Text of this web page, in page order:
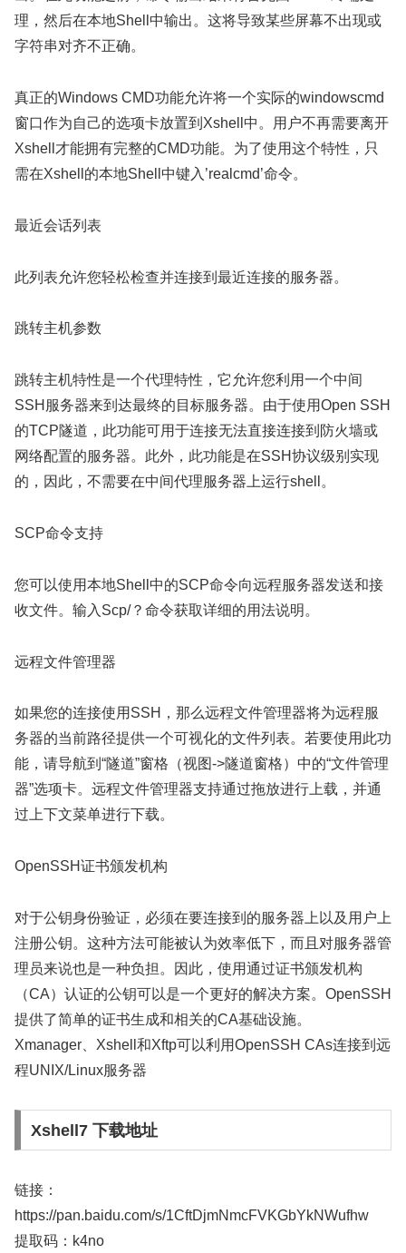
理，然后在本地Shell中输出。这将导致某些屏幕不出现或
字符串对齐不正确。
真正的Windows CMD功能允许将一个实际的windowscmd
窗口作为自己的选项卡放置到Xshell中。用户不再需要离开
Xshell才能拥有完整的CMD功能。为了使用这个特性，只
需在Xshell的本地Shell中键入’realcmd’命令。
最近会话列表
此列表允许您轻松检查并连接到最近连接的服务器。
跳转主机参数
跳转主机特性是一个代理特性，它允许您利用一个中间
SSH服务器来到达最终的目标服务器。由于使用Open SSH
的TCP隧道，此功能可用于连接无法直接连接到防火墙或
网络配置的服务器。此外，此功能是在SSH协议级别实现
的，因此，不需要在中间代理服务器上运行shell。
SCP命令支持
您可以使用本地Shell中的SCP命令向远程服务器发送和接
收文件。输入Scp/？命令获取详细的用法说明。
远程文件管理器
如果您的连接使用SSH，那么远程文件管理器将为远程服
务器的当前路径提供一个可视化的文件列表。若要使用此功
能，请导航到“隧道”窗格（视图->隧道窗格）中的“文件管理
器”选项卡。远程文件管理器支持通过拖放进行上载，并通
过上下文菜单进行下载。
OpenSSH证书颁发机构
对于公钥身份验证，必须在要连接到的服务器上以及用户上
注册公钥。这种方法可能被认为效率低下，而且对服务器管
理员来说也是一种负担。因此，使用通过证书颁发机构
（CA）认证的公钥可以是一个更好的解决方案。OpenSSH
提供了简单的证书生成和相关的CA基础设施。
Xmanager、Xshell和Xftp可以利用OpenSSH CAs连接到远
程UNIX/Linux服务器
Xshell7 下载地址
链接：
https://pan.baidu.com/s/1CftDjmNmcFVKGbYkNWufhw
提取码：k4no